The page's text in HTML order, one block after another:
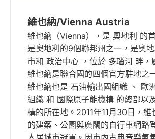
維也納/Vienna Austria
維也納（Vienna），是 奧地利 的
是奧地利的9個聯邦州之一，是奧
市和 政治中心 ，位於 多瑙河 畔，
維也納是聯合國的四個官方駐地之
維也納也是 石油輸出國組織 、 歐
組織 和 國際原子能機構 的總部以
構的所在地。2011年11月30日，維
的建築、公園與廣闊的自行車網路